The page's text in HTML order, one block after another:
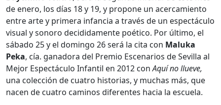
de enero, los días 18 y 19, y propone un acercamiento
entre arte y primera infancia a través de un espectáculo
visual y sonoro decididamente poético. Por último, el
sábado 25 y el domingo 26 será la cita con Maluka
Peka, cía. ganadora del Premio Escenarios de Sevilla al
Mejor Espectáculo Infantil en 2012 conAquí no llueve,
una colección de cuatro historias, y muchas más, que
nacen de cuatro caminos diferentes hacia la escuela.